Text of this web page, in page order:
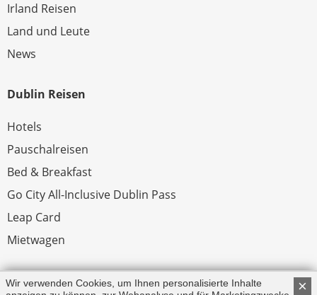
Irland Reisen
Land und Leute
News
Dublin Reisen
Hotels
Pauschalreisen
Bed & Breakfast
Go City All-Inclusive Dublin Pass
Leap Card
Mietwagen
Rechtliches ×
Wir verwenden Cookies, um Ihnen personalisierte Inhalte